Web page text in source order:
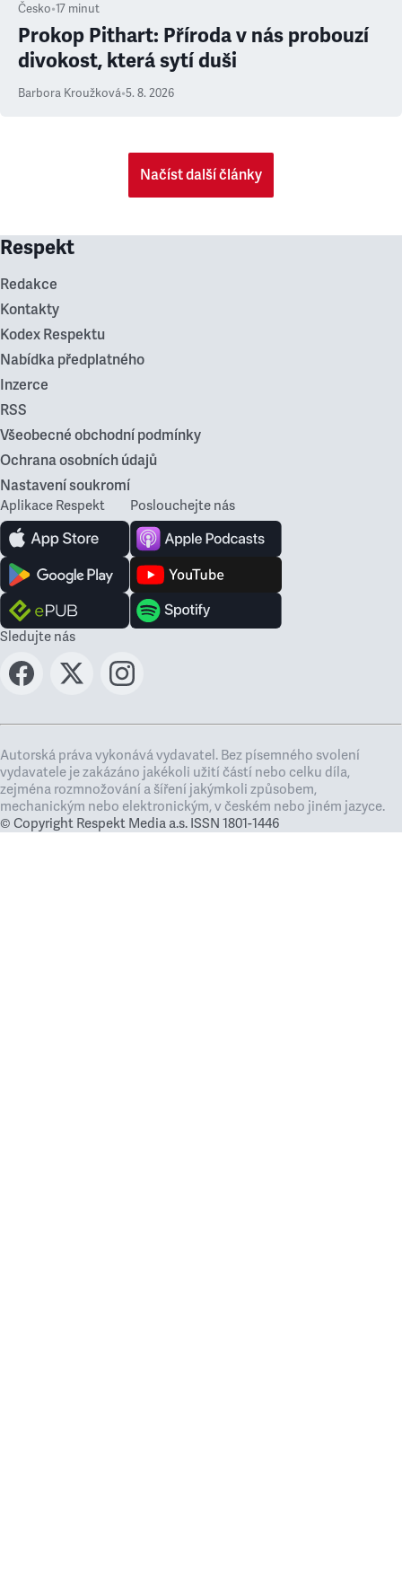
Česko•17 minut
Prokop Pithart: Příroda v nás probouzí
divokost, která sytí duši
Barbora Kroužková•5. 8. 2026
Načíst další články
Respekt
Redakce
Kontakty
Kodex Respektu
Nabídka předplatného
Inzerce
RSS
Všeobecné obchodní podmínky
Ochrana osobních údajů
Nastavení soukromí
Aplikace Respekt Poslouchejte nás
Sledujte nás
Autorská práva vykonává vydavatel. Bez písemného svolení
vydavatele je zakázáno jakékoli užití částí nebo celku díla,
zejména rozmnožování a šíření jakýmkoli způsobem,
mechanickým nebo elektronickým, v českém nebo jiném jazyce.
© Copyright Respekt Media a.s. ISSN 1801-1446